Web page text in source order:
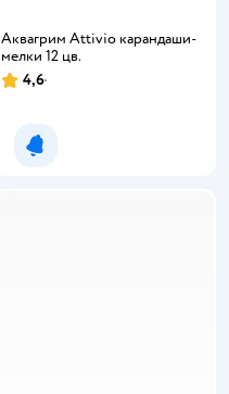
Аквагрим Attivio карандаши-
мелки 12 цв.
4,6
Уведомить о появлении